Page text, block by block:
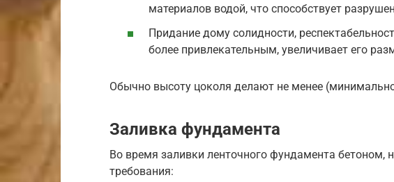
материалов водой, что способствует
Придание дому солидности,
более привлекательным, увеличивает его
Обычно высоту цоколя делают не менее
Заливка фундамента
Во время заливки ленточного фундамента бетоном,
требования: